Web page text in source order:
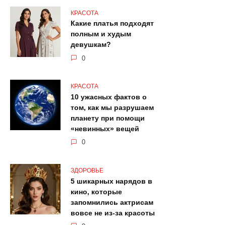
КРАСОТА
Какие платья подходят
полным и худым
девушкам?
0
КРАСОТА
10 ужасных фактов о
том, как мы разрушаем
планету при помощи
«невинных» вещей
0
ЗДОРОВЬЕ
5 шикарных нарядов в
кино, которые
запомнились актрисам
вовсе не из-за красоты